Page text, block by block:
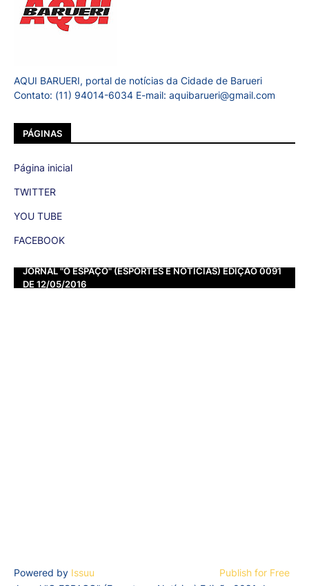
AQUI BARUERI, portal de notícias da Cidade de Barueri
Contato: (11) 94014-6034 E-mail: aquibarueri@gmail.com
PÁGINAS
Página inicial
TWITTER
YOU TUBE
FACEBOOK
JORNAL "O ESPAÇO" (ESPORTES E NOTÍCIAS) EDIÇÃO 0091
DE 12/05/2016
Powered by Issuu
Publish for Free